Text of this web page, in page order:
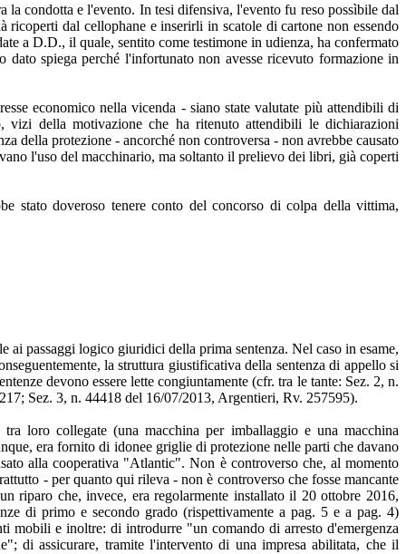
condotta e l'evento. In tesi difensiva, l'evento fu reso possìbile dal
dal cellophane e inserirli in scatole di cartone non essendo
a D.D., il quale, sentito come testimone in udienza, ha confermato
spiega perché l'infortunato non avesse ricevuto formazione in
economico nella vicenda - siano state valutate più attendibili di
vizi della motivazione che ha ritenuto attendibili le dichiarazioni
della protezione - ancorché non controversa - non avrebbe causato
l'uso del macchinario, ma soltanto il prelievo dei libri, già coperti
stato doveroso tenere conto del concorso di colpa della vittima,
passaggi logico giuridici della prima sentenza. Nel caso in esame,
la struttura giustificativa della sentenza di appello si
devono essere lette congiuntamente (cfr. tra le tante: Sez. 2, n.
Sez. 3, n. 44418 del 16/07/2013, Argentieri, Rv. 257595).
loro collegate (una macchina per imballaggio e una macchina
era fornito di idonee griglie di protezione nelle parti che davano
alla cooperativa "Atlantic". Non è controverso che, al momento
- per quanto qui rileva - non è controverso che fosse mancante
riparo che, invece, era regolarmente installato il 20 ottobre 2016,
di primo e secondo grado (rispettivamente a pag. 5 e a pag. 4)
mobili e inoltre: di introdurre "un comando di arresto d'emergenza
di assicurare, tramite l'intervento di una impresa abilitata, che il